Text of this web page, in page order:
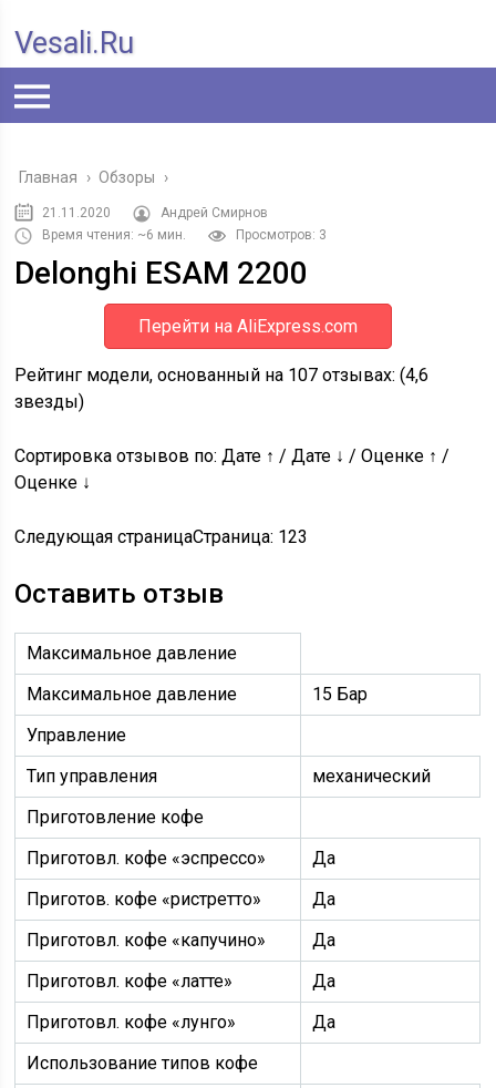
Vesali.ru
Главная › Обзоры ›
21.11.2020
Андрей Смирнов
Время чтения: ~6 мин.
Просмотров: 3
Delonghi ESAM 2200
Перейти на AliExpress.com
Рейтинг модели, основанный на 107 отзывах: (4,6
звезды)
Сортировка отзывов по: Дате ↑ / Дате ↓ / Оценке ↑ /
Оценке ↓
Следующая страницаСтраница: 123
Оставить отзыв
Максимальное давление
Максимальное давление
15 Бар
Управление
Тип управления
механический
Приготовление кофе
Приготовл. кофе «эспрессо»
Да
Приготов. кофе «ристретто»
Да
Приготовл. кофе «капучино»
Да
Приготовл. кофе «латте»
Да
Приготовл. кофе «лунго»
Да
Использование типов кофе